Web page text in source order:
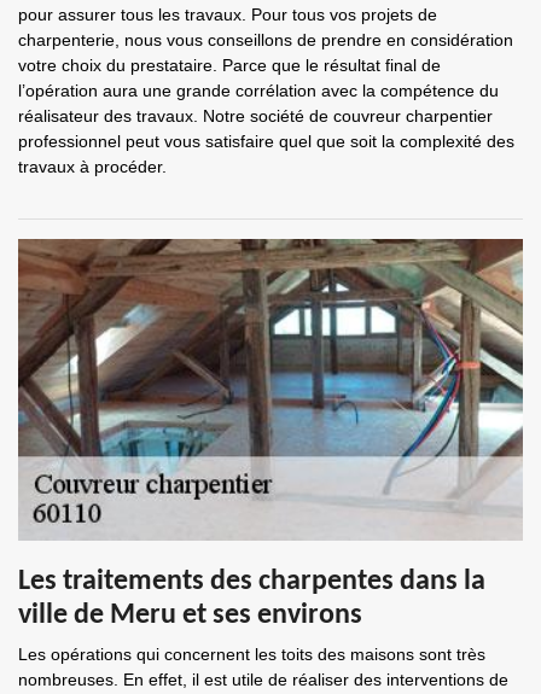
pour assurer tous les travaux. Pour tous vos projets de
charpenterie, nous vous conseillons de prendre en considération
votre choix du prestataire. Parce que le résultat final de
l’opération aura une grande corrélation avec la compétence du
réalisateur des travaux. Notre société de couvreur charpentier
professionnel peut vous satisfaire quel que soit la complexité des
travaux à procéder.
Les traitements des charpentes dans la
ville de Meru et ses environs
Les opérations qui concernent les toits des maisons sont très
nombreuses. En effet, il est utile de réaliser des interventions de